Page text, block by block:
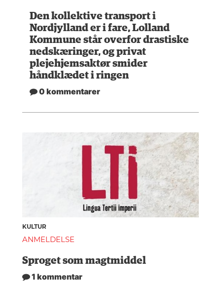
Den kollektive transport i
Nordjylland er i fare, Lolland
Kommune står overfor drastiske
nedskæringer, og privat
plejehjemsaktør smider
håndklædet i ringen
0 kommentarer
KULTUR
ANMELDELSE
Sproget som magtmiddel
1 kommentar